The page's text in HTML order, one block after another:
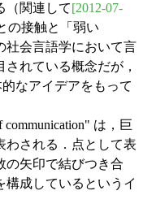
（関連して[2012-07-
の接触と「弱い
社会言語学において言
れている概念だが，
なアイデアをもって
は，巨
わされる．点として表
の矢印で結びつき合
構成しているというイ